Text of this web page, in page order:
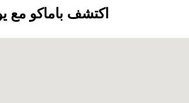
اكتشف باماكو مع